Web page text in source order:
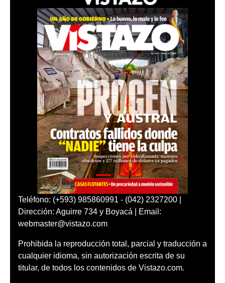
Teléfono: (+593) 985860991 - (042) 2327200 |
Dirección: Aguirre 734 y Boyacá | Email:
webmaster@vistazo.com
Prohibida la reproducción total, parcial y traducción a
cualquier idioma, sin autorización escrita de su
titular, de todos los contenidos de Vistazo.com.